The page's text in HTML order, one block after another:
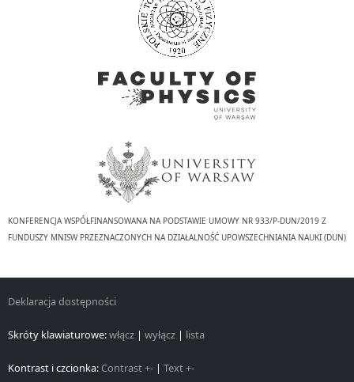
KONFERENCJA WSPÓŁFINANSOWANA NA PODSTAWIE UMOWY NR 933/P-DUN/2019 Z
FUNDUSZY MNISW PRZEZNACZONYCH NA DZIAŁALNOŚĆ UPOWSZECHNIANIA NAUKI (DUN)
Deklaracja dostępności
Skróty klawiaturowe:włącz | wyłącz | lista
Kontrast i czcionka: Contrast +- | Text +-